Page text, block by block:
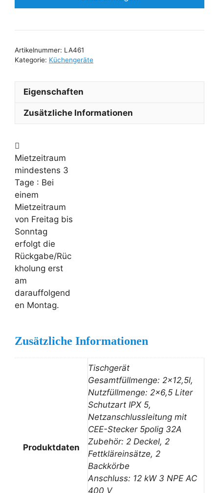
Artikelnummer: LA461
Kategorie: Küchengeräte
Eigenschaften
Zusätzliche Informationen
Mietzeitraum
mindestens 3
Tage : Bei
einem
Mietzeitraum
von Freitag bis
Sonntag
erfolgt die
Rückgabe/Rüc
kholung erst
am
darauffolgend
en Montag.
Zusätzliche Informationen
Produktdaten
Tischgerät
Gesamtfüllmenge: 2×12,5l,
Nutzfüllmenge: 2×6,5 Liter
Schutzart IPX 5,
Netzanschlussleitung mit
CEE-Stecker 5polig 32A
Zubehör: 2 Deckel, 2
Fettkläreinsätze, 2
Backkörbe
Anschluss: 12 kW 3 NPE AC
400 V